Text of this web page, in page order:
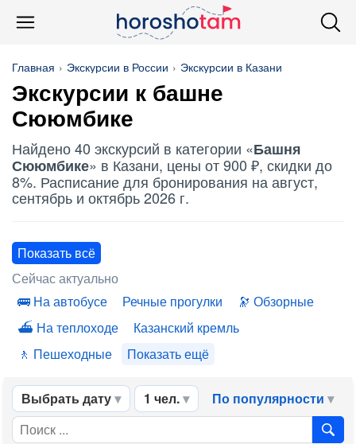
Главная Экскурсии в России Экскурсии в Казани
Экскурсии к башне
Сююмбике
Найдено 40 экскурсий в категории «Башня
Сююмбике» в Казани, цены от 900 ₽, скидки до
8%. Расписание для бронирования на август,
сентябрь и октябрь 2026 г.
Показать всё
Сейчас актуально
На автобусе
Речные прогулки
Обзорные
На теплоходе
Казанский кремль
Пешеходные
Показать ещё
Выбрать дату 1 чел. По популярности